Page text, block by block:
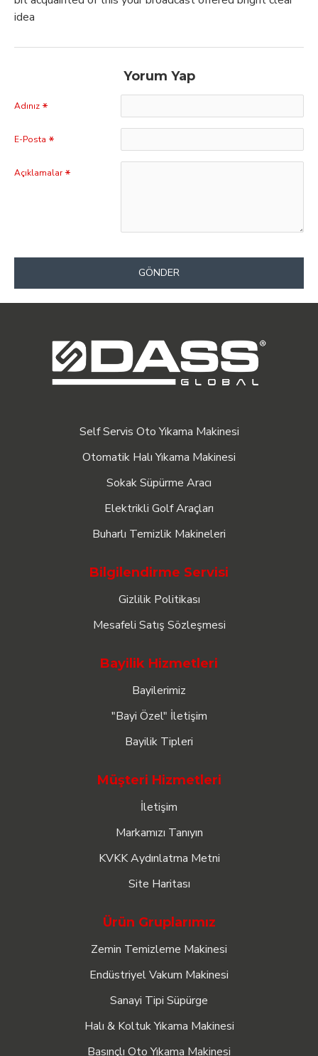
idea
Yorum Yap
Adınız
E-Posta
Açıklamalar
GÖNDER
Self Servis Oto Yıkama Makinesi
Otomatik Halı Yıkama Makinesi
Sokak Süpürme Aracı
Elektrikli Golf Araçları
Buharlı Temizlik Makineleri
Bilgilendirme Servisi
Gizlilik Politikası
Mesafeli Satış Sözleşmesi
Bayilik Hizmetleri
Bayilerimiz
"Bayi Özel" İletişim
Bayilik Tipleri
Müşteri Hizmetleri
İletişim
Markamızı Tanıyın
KVKK Aydınlatma Metni
Site Haritası
Ürün Gruplarımız
Zemin Temizleme Makinesi
Endüstriyel Vakum Makinesi
Sanayi Tipi Süpürge
Halı & Koltuk Yıkama Makinesi
Basınçlı Oto Yıkama Makinesi